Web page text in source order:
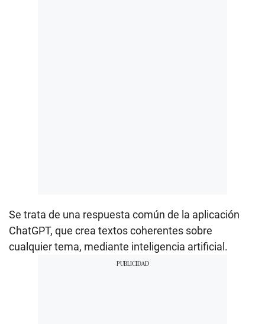
Se trata de una respuesta común de la aplicación
ChatGPT, que crea textos coherentes sobre
cualquier tema, mediante inteligencia artificial.